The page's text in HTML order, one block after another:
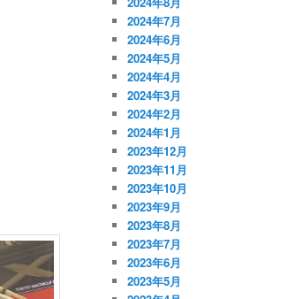
2024年7月
2024年6月
2024年5月
2024年4月
2024年3月
2024年2月
2024年1月
2023年12月
2023年11月
2023年10月
2023年9月
2023年8月
2023年7月
2023年6月
2023年5月